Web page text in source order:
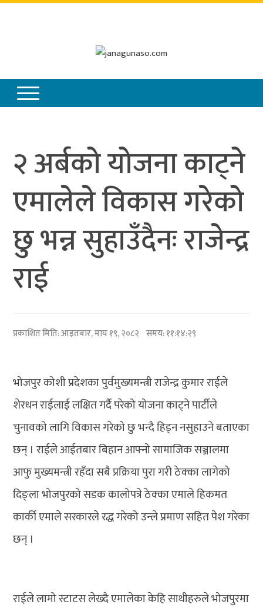
२ अर्बको योजना काट्ने
एमालेले विकास गरेको
छु भन्न सुहाउँदैनः राजेन्द्र
राई
प्रकाशित मिति:आइतबार, माघ १९, २०८२ समय: ११:१४:२९
भोजपुर कोशी प्रदेशका पुर्वमुख्यमन्त्री राजेन्द्र कुमार राईले
शेरधन राईलाई लक्षित गर्दै परेको योजना काट्ने पार्टीले
चुनावको लागि विकास गरेको छु भन्दै हिड्न नसुहाउने बताएका
छन् । राईले आईतबार बिहान आफ्नो सामाजिक सञ्जालमा
आफु मुख्यमन्त्री रहँदा सबै प्रक्रिया पुरा गरी ठेक्का लागेको
दिङ्ला भोजपुरको सडक कालोपत्रे ठेक्का एमाले हिकमत
कार्की एमाले सरकारले रद्ध गरेको उन्ले प्रमाण सहित पेश गरेका
छन् ।
राईले लामो स्टाटस लेख्दै एमालेका केहि साथीहरुले भोजपुरमा